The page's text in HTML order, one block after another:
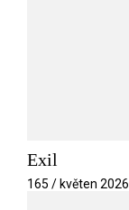
Exil
165 / květen 2026